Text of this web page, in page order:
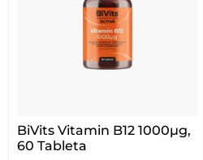
BiVits Vitamin B12 1000µg,
60 Tableta